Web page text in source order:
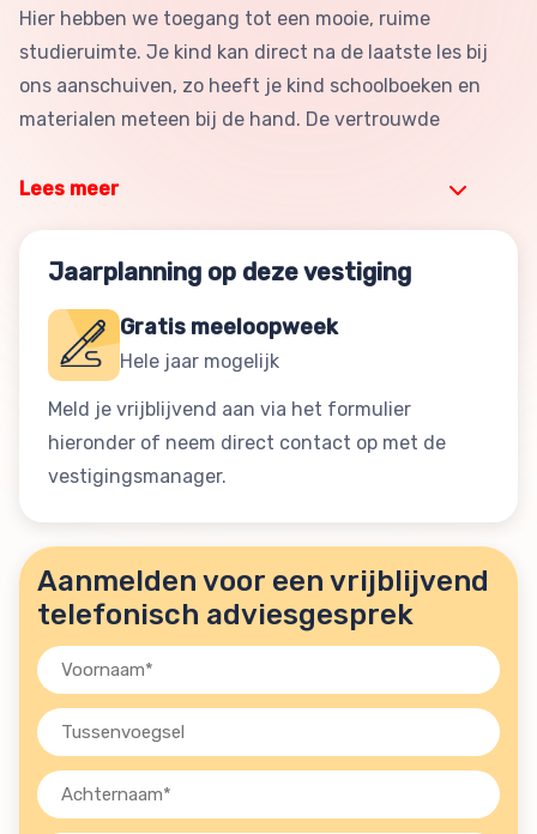
Hier hebben we toegang tot een mooie, ruime
studieruimte. Je kind kan direct na de laatste les bij
ons aanschuiven, zo heeft je kind schoolboeken en
materialen meteen bij de hand. De vertrouwde
Lees meer
Jaarplanning op deze vestiging
Gratis meeloopweek
Hele jaar mogelijk
Meld je vrijblijvend aan via het formulier
hieronder of neem direct contact op met de
vestigingsmanager.
Aanmelden voor een vrijblijvend
telefonisch adviesgesprek
Voornaam
(Vereist)
Tussenvoegsel
Achternaam
(Vereist)